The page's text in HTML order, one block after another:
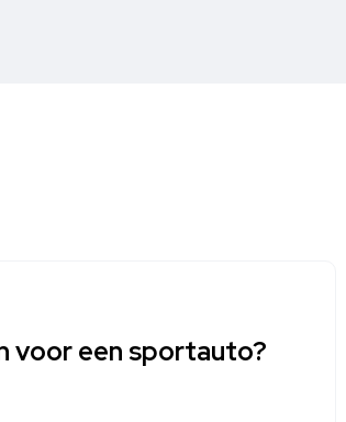
voor een sportauto?